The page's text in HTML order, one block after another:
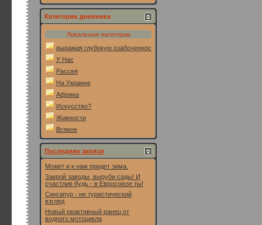
Категории дневника
Локальные категории
выражая глубокую озабоченность
У Нас
Рассея
На Украине
Африка
Искусство?
Живности
Всякое
Последние записи
Может и к нам придет зима.
Закрой заводы, выруби сады! И
счастлив будь - в Евросоюзе ты!
Сингапур - не туристический
взгляд
Новый реактивный ранец от
водного мотоцикла